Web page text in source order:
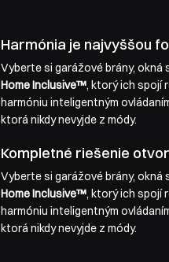
Harmónia je najvyššou
Vyberte si garážové brány, okná
Home Inclusive™, ktorý ich spojí
harmóniu inteligentným
ktorá nikdy nevyjde z módy.
Kompletné riešenie
Vyberte si garážové brány, okná
Home Inclusive™, ktorý ich spojí
harmóniu inteligentným
ktorá nikdy nevyjde z módy.